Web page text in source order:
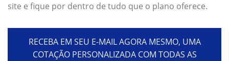
site e fique por dentro de tudo que o plano oferece.
RECEBA EM SEU E-MAIL AGORA MESMO, UMA
COTAÇÃO PERSONALIZADA COM TODAS AS